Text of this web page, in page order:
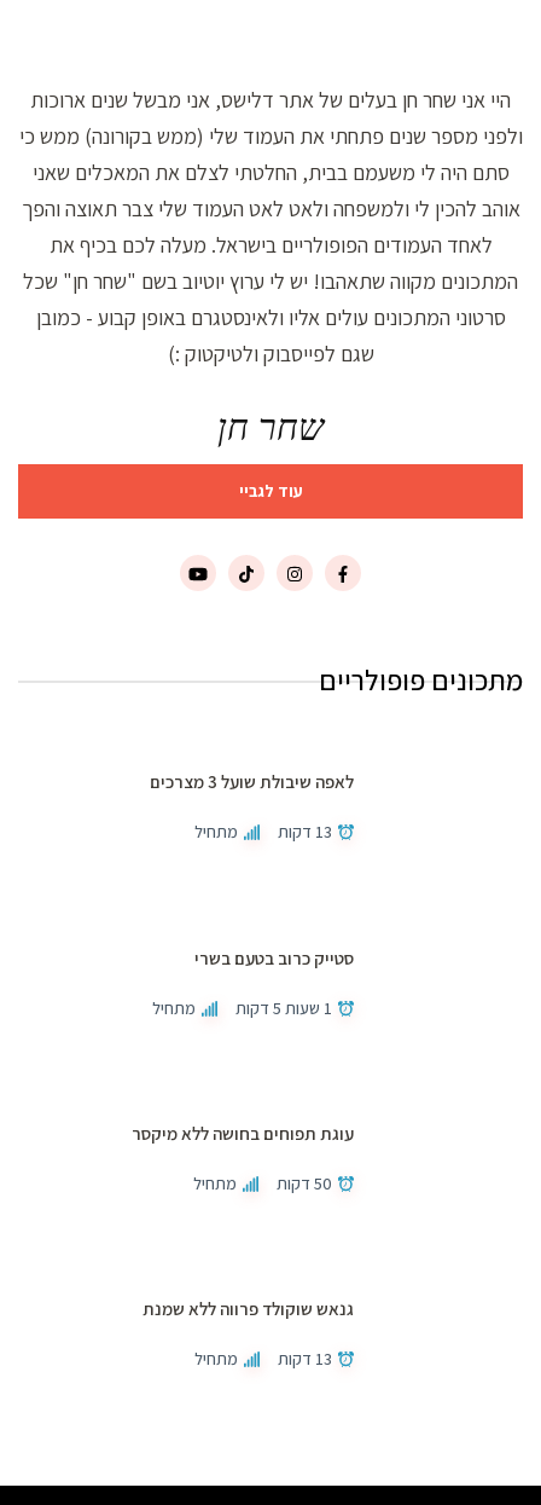
היי אני שחר חן בעלים של אתר דלישס, אני מבשל שנים ארוכות
ולפני מספר שנים פתחתי את העמוד שלי (ממש בקורונה) ממש כי
סתם היה לי משעמם בבית, החלטתי לצלם את המאכלים שאני
אוהב להכין לי ולמשפחה ולאט לאט העמוד שלי צבר תאוצה והפך
לאחד העמודים הפופולריים בישראל. מעלה לכם בכיף את
המתכונים מקווה שתאהבו! יש לי ערוץ יוטיוב בשם "שחר חן" שכל
סרטוני המתכונים עולים אליו ולאינסטגרם באופן קבוע - כמובן
שגם לפייסבוק ולטיקטוק :)
שחר חן
עוד לגביי
מתכונים פופולריים
לאפה שיבולת שועל 3 מצרכים
13 דקות מתחיל
סטייק כרוב בטעם בשרי
1 שעות 5 דקות מתחיל
עוגת תפוחים בחושה ללא מיקסר
50 דקות מתחיל
גנאש שוקולד פרווה ללא שמנת
13 דקות מתחיל